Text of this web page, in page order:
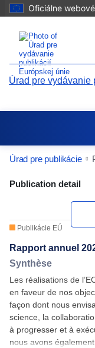
Oficiálne
Úrad pre
Úrad pre publikácie
Publication
Publication detail
Publikácie EÚ
Rapport annuel
Synthèse
Les réalisations de
en faveur de nos
façon dont nous
science, la
à progresser et à
nous avons